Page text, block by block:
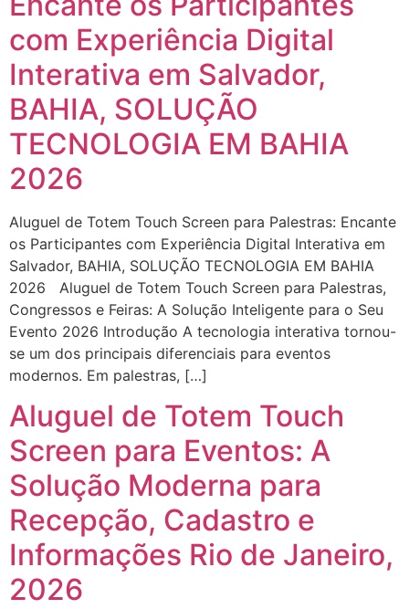
com Experiência Digital
Interativa em Salvador,
BAHIA, SOLUÇÃO
TECNOLOGIA EM BAHIA
2026
Aluguel de Totem Touch Screen para Palestras: Encante
os Participantes com Experiência Digital Interativa em
Salvador, BAHIA, SOLUÇÃO TECNOLOGIA EM BAHIA
2026 Aluguel de Totem Touch Screen para Palestras,
Congressos e Feiras: A Solução Inteligente para o Seu
Evento 2026 Introdução A tecnologia interativa tornou-
se um dos principais diferenciais para eventos
modernos. Em palestras, […]
Aluguel de Totem Touch
Screen para Eventos: A
Solução Moderna para
Recepção, Cadastro e
Informações Rio de Janeiro,
2026